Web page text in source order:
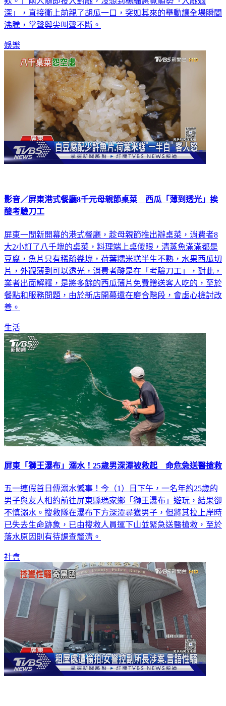
深」，直接衝上前親了胡瓜一口，突如其來的舉動讓全場瞬間
沸騰，掌聲與尖叫聲不斷。
娛樂
影音／屏東港式餐廳8千元母親節桌菜 西瓜「薄到透光」挨
酸考驗刀工
屏東一間新開幕的港式餐廳，趁母親節推出辦桌菜，消費者8
大2小訂了八千塊的桌菜，料理端上桌傻眼，清蒸魚滿滿都是
豆腐，魚片只有稀疏幾塊，荷葉糯米糕半生不熟，水果西瓜切
片，外觀薄到可以透光，消費者酸是在「考驗刀工」，對此，
業者出面解釋，是將多餘的西瓜薄片免費贈送客人吃的，至於
餐點和服務問題，由於新店開幕還在磨合階段，會虛心檢討改
善。
生活
屏東「獅王瀑布」溺水！25歲男深潭被救起 命危急送醫搶救
五一連假首日傳溺水憾事！今（1）日下午，一名年約25歲的
男子與友人相約前往屏東縣瑪家鄉「獅王瀑布」遊玩，結果卻
不慎溺水。搜救隊在瀑布下方深潭尋獲男子，但將其拉上岸時
已失去生命跡象，已由搜救人員運下山並緊急送醫搶救，至於
落水原因則有待調查釐清。
社會